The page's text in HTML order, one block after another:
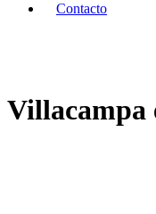
Contacto
Villacampa